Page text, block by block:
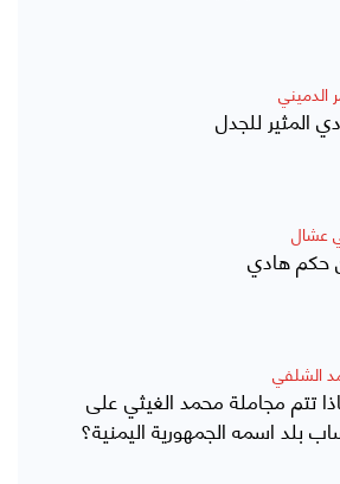
الدميني
المثير للجدل
عشال
حكم هادي
الشلفي
تتم مجاملة محمد الغيثي على
بلد اسمه الجمهورية اليمنية؟